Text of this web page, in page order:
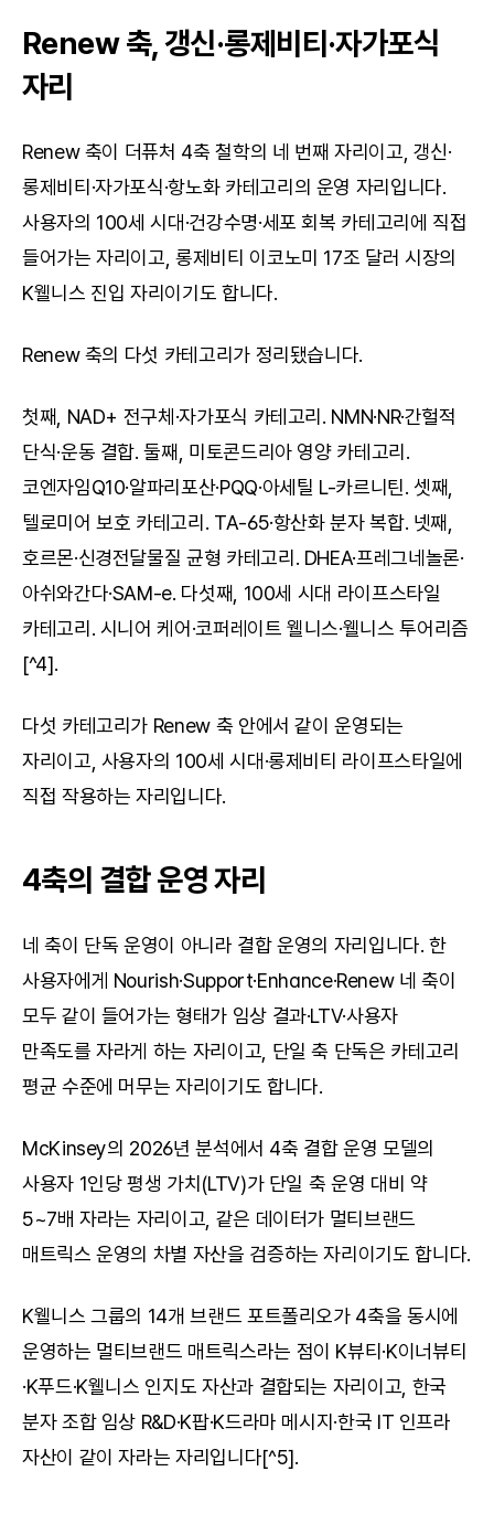
Renew 축, 갱신·롱제비티·자가포식
자리
Renew 축이 더퓨처 4축 철학의 네 번째 자리이고, 갱신·
롱제비티·자가포식·항노화 카테고리의 운영 자리입니다.
사용자의 100세 시대·건강수명·세포 회복 카테고리에 직접
들어가는 자리이고, 롱제비티 이코노미 17조 달러 시장의
K웰니스 진입 자리이기도 합니다.
Renew 축의 다섯 카테고리가 정리됐습니다.
첫째, NAD+ 전구체·자가포식 카테고리. NMN·NR·간헐적
단식·운동 결합. 둘째, 미토콘드리아 영양 카테고리.
코엔자임Q10·알파리포산·PQQ·아세틸 L-카르니틴. 셋째,
텔로미어 보호 카테고리. TA-65·항산화 분자 복합. 넷째,
호르몬·신경전달물질 균형 카테고리. DHEA·프레그네놀론·
아쉬와간다·SAM-e. 다섯째, 100세 시대 라이프스타일
카테고리. 시니어 케어·코퍼레이트 웰니스·웰니스 투어리즘
[^4].
다섯 카테고리가 Renew 축 안에서 같이 운영되는
자리이고, 사용자의 100세 시대·롱제비티 라이프스타일에
직접 작용하는 자리입니다.
4축의 결합 운영 자리
네 축이 단독 운영이 아니라 결합 운영의 자리입니다. 한
사용자에게 Nourish·Support·Enhance·Renew 네 축이
모두 같이 들어가는 형태가 임상 결과·LTV·사용자
만족도를 자라게 하는 자리이고, 단일 축 단독은 카테고리
평균 수준에 머무는 자리이기도 합니다.
McKinsey의 2026년 분석에서 4축 결합 운영 모델의
사용자 1인당 평생 가치(LTV)가 단일 축 운영 대비 약
5~7배 자라는 자리이고, 같은 데이터가 멀티브랜드
매트릭스 운영의 차별 자산을 검증하는 자리이기도 합니다.
K웰니스 그룹의 14개 브랜드 포트폴리오가 4축을 동시에
운영하는 멀티브랜드 매트릭스라는 점이 K뷰티·K이너뷰티
·K푸드·K웰니스 인지도 자산과 결합되는 자리이고, 한국
분자 조합 임상 R&D·K팝·K드라마 메시지·한국 IT 인프라
자산이 같이 자라는 자리입니다[^5].